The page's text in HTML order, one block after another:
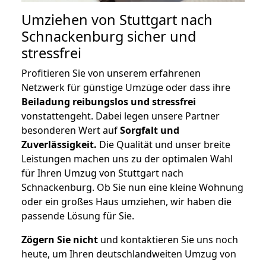
Umziehen von Stuttgart nach
Schnackenburg sicher und
stressfrei
Profitieren Sie von unserem erfahrenen
Netzwerk für günstige Umzüge oder dass ihre
Beiladung reibungslos und stressfrei
vonstattengeht. Dabei legen unsere Partner
besonderen Wert aufSorgfalt und
Zuverlässigkeit. Die Qualität und unser breite
Leistungen machen uns zu der optimalen Wahl
für Ihren Umzug von Stuttgart nach
Schnackenburg. Ob Sie nun eine kleine Wohnung
oder ein großes Haus umziehen, wir haben die
passende Lösung für Sie.
Zögern Sie nicht und kontaktieren Sie uns noch
heute, um Ihren deutschlandweiten Umzug von